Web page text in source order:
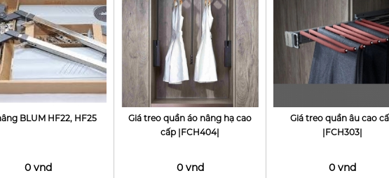
BLUM HF22, HF25
0 vnd
Giá treo quần áo nâng hạ cao
cấp |FCH404|
0 vnd
Giá treo quần âu cao
|FCH303|
0 vnd